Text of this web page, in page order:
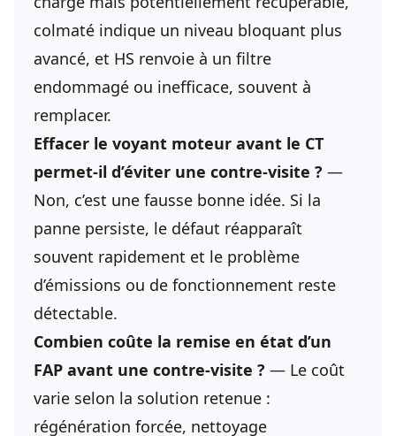
colmaté indique un niveau bloquant plus
avancé, et HS renvoie à un filtre
endommagé ou inefficace, souvent à
remplacer.
Effacer le voyant moteur avant le CT
permet-il d’éviter une contre-visite ? —
Non, c’est une fausse bonne idée. Si la
panne persiste, le défaut réapparaît
souvent rapidement et le problème
d’émissions ou de fonctionnement reste
détectable.
Combien coûte la remise en état d’un
FAP avant une contre-visite ? — Le coût
varie selon la solution retenue :
régénération forcée, nettoyage